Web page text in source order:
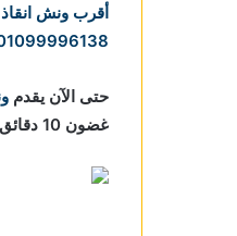
أقرب ونش
حتى الآن يقدم
غضون 10 دقائق طوال 24 ساعة مما يجعلها مؤهلة لـ